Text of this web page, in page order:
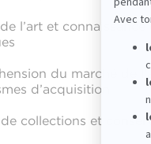
l’art et
du marché de
d’acquisition
collections et